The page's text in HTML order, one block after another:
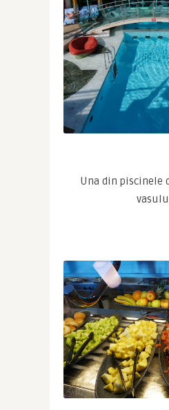
Una din piscinele